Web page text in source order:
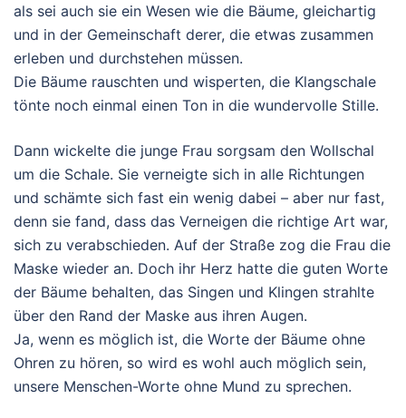
als sei auch sie ein Wesen wie die Bäume, gleichartig
und in der Gemeinschaft derer, die etwas zusammen
erleben und durchstehen müssen.
Die Bäume rauschten und wisperten, die Klangschale
tönte noch einmal einen Ton in die wundervolle Stille.
Dann wickelte die junge Frau sorgsam den Wollschal
um die Schale. Sie verneigte sich in alle Richtungen
und schämte sich fast ein wenig dabei – aber nur fast,
denn sie fand, dass das Verneigen die richtige Art war,
sich zu verabschieden. Auf der Straße zog die Frau die
Maske wieder an. Doch ihr Herz hatte die guten Worte
der Bäume behalten, das Singen und Klingen strahlte
über den Rand der Maske aus ihren Augen.
Ja, wenn es möglich ist, die Worte der Bäume ohne
Ohren zu hören, so wird es wohl auch möglich sein,
unsere Menschen-Worte ohne Mund zu sprechen.